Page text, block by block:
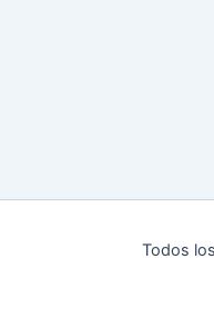
Todos